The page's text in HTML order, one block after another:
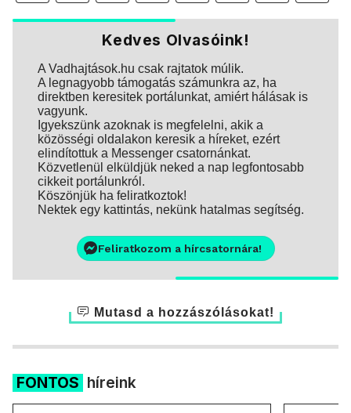
Kedves Olvasóink!
A Vadhajtások.hu csak rajtatok múlik.
A legnagyobb támogatás számunkra az, ha
direktben keresitek portálunkat, amiért hálásak is
vagyunk.
Igyekszünk azoknak is megfelelni, akik a
közösségi oldalakon keresik a híreket, ezért
elindítottuk a Messenger csatornánkat.
Közvetlenül elküldjük neked a nap legfontosabb
cikkeit portálunkról.
Köszönjük ha feliratkoztok!
Nektek egy kattintás, nekünk hatalmas segítség.
Feliratkozom a hírcsatornára!
Mutasd a hozzászólásokat!
FONTOS híreink